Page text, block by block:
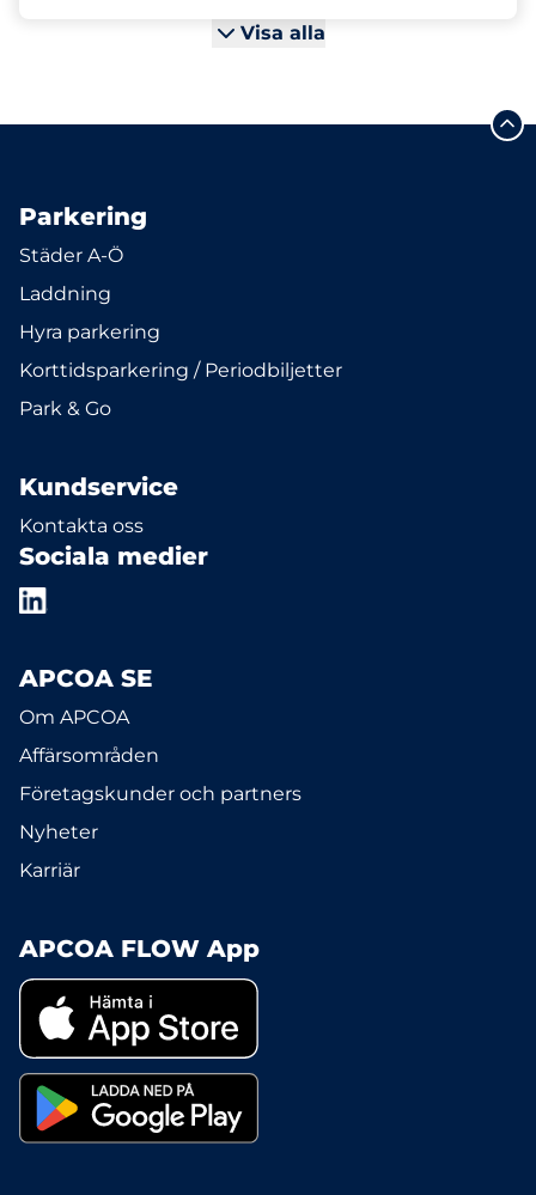
Visa alla
Parkering
Städer A-Ö
Laddning
Hyra parkering
Korttidsparkering / Periodbiljetter
Park & Go
Kundservice
Kontakta oss
Sociala medier
APCOA SE
Om APCOA
Affärsområden
Företagskunder och partners
Nyheter
Karriär
APCOA FLOW App